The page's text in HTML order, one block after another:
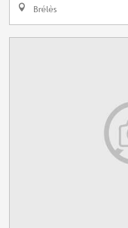
Brélès